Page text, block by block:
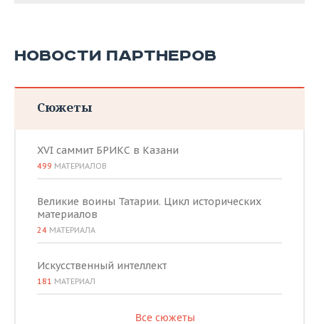
НОВОСТИ ПАРТНЕРОВ
Сюжеты
XVI саммит БРИКС в Казани
499 МАТЕРИАЛОВ
Великие воины Татарии. Цикл исторических
материалов
24 МАТЕРИАЛА
Искусственный интеллект
181 МАТЕРИАЛ
Все сюжеты